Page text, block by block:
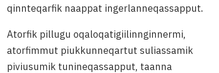
qinnteqarfik naappat ingerlanneqassapput.
Atorfik pillugu oqaloqatigiilinnginnermi,
atorfimmut piukkunneqartut suliassamik
piviusumik tunineqassapput, taanna